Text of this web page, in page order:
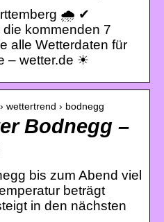
🌧️ ✔
kommenden 7
alle Wetterdaten für
– wetter.de ☀
wettertrend › bodnegg
Bodnegg –
bis zum Abend viel
beträgt
in den nächsten